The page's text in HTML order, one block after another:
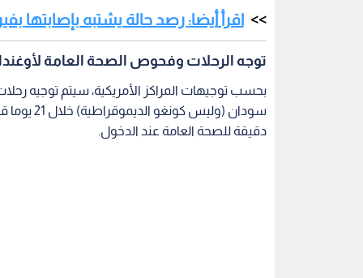
اقرأ أيضا: رصد حالة يشتبه بإصابتها
توجه الرحلات وفحوص الصحة العامة
بحسب توجيهات المراكز الأمريكية، سيتم توجيه رحلات
سودان
دقيقة للصحة العامة عند الدخول.